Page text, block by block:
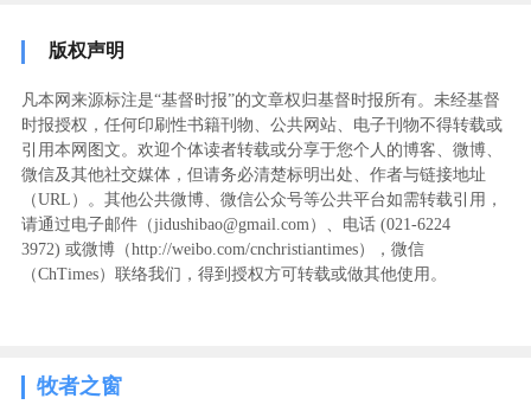
版权声明
凡本网来源标注是“基督时报”的文章权归基督时报所有。未经基督
时报授权，任何印刷性书籍刊物、公共网站、电子刊物不得转载或
引用本网图文。欢迎个体读者转载或分享于您个人的博客、微博、
微信及其他社交媒体，但请务必清楚标明出处、作者与链接地址
（URL）。其他公共微博、微信公众号等公共平台如需转载引用，
请通过电子邮件（jidushibao@gmail.com）、电话 (021-6224
3972) ‬或微博（http://weibo.com/cnchristiantimes），微信
（ChTimes）联络我们，得到授权方可转载或做其他使用。
牧者之窗